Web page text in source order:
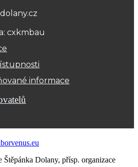
cxkmbau
informace
Dolany, přísp. organizace